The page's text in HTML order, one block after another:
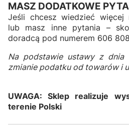
MASZ DODATKOWE
Jeśli chcesz wiedzieć więcej
lub masz inne pytania –
doradcą pod numerem 606
Na podstawie ustawy z
zmianie podatku od towarów i
UWAGA: Sklep realizuje
terenie Polski